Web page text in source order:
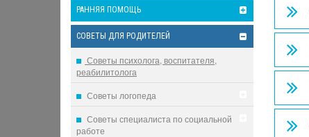
РАННЯЯ ПОМОЩЬ
СОВЕТЫ ДЛЯ РОДИТЕЛЕЙ
Советы психолога, воспитателя,
реабилитолога
Советы логопеда
Советы специалиста по социальной
работе